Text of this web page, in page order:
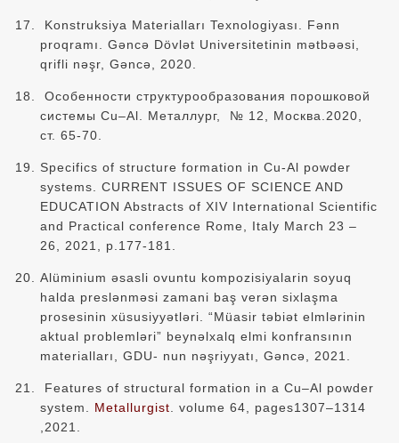
Konstruksiya Materialları Texnologiyası. Fənn
proqramı. Gəncə Dövlət Universitetinin mətbəəsi,
qrifli nəşr, Gəncə, 2020.
Особенности структурообразования порошковой
системы Cu–Al. Металлург,
№ 12, Москва.2020,
ст. 65-70.
Specifics of structure formation in Cu-Al powder
systems. CURRENT ISSUES OF SCIENCE AND
EDUCATION Abstracts of XIV International Scientific
and Practical conference Rome, Italy March 23 –
26, 2021, p.177-181.
Alüminium əsasli ovuntu kompozisiyalarin soyuq
halda preslənməsi zamani baş verən sixlaşma
prosesinin xüsusiyyətləri. “Müasir təbiət elmlərinin
aktual problemləri” beynəlxalq elmi konfransının
materialları, GDU- nun nəşriyyatı, Gəncə, 2021.
Features of structural formation in a Cu–Al powder
system. Metallurgist . volume 64, pages1307–1314
,2021.